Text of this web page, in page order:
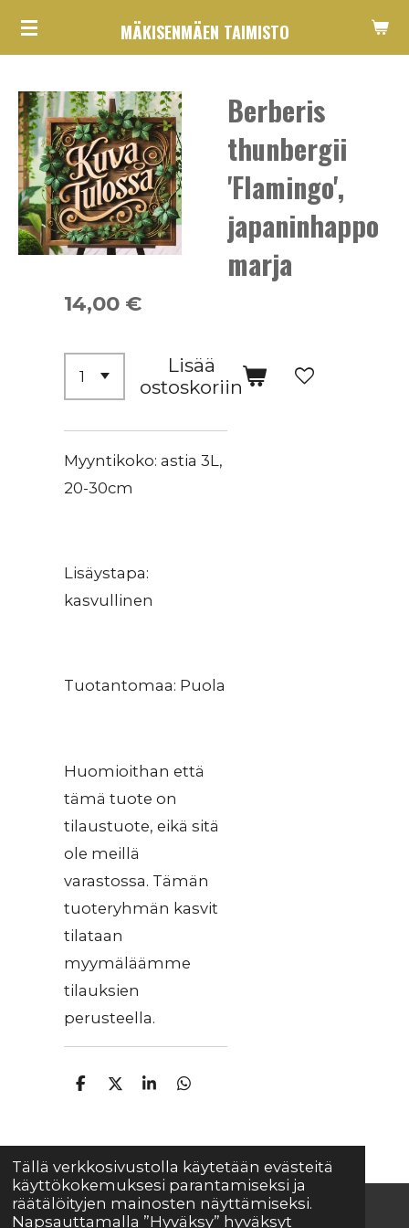
Tällä verkkosivustolla käytetään evästeitä
käyttökokemuksesi parantamiseksi ja
räätälöityjen mainosten näyttämiseksi.
Napsauttamalla ”Hyväksy” hyväksyt
Siirry
MÄKISENMÄEN TAIMISTO
Berberis
thunbergii
'Flamingo',
japaninhappo
marja
14,00 €
Lisää
ostoskoriin
Myyntikoko: astia 3L,
20-30cm
Lisäystapa:
kasvullinen
Tuotantomaa: Puola
Huomioithan että
tämä tuote on
tilaustuote, eikä sitä
ole meillä
varastossa. Tämän
tuoteryhmän kasvit
tilataan
myymäläämme
tilauksien
perusteella.
J
J
J
J